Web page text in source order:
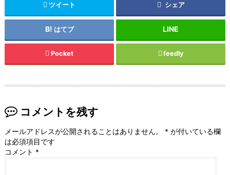
ツイート シェア
はてブ
Pocket feedly
コメントを残す
メールアドレスが公開されることはありません。 * が付いている欄
は必須項目です
コメント *